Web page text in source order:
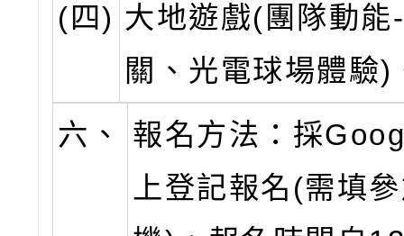
(四) 大地遊戲(團隊動能
關、光電球場體驗)
六、
報名方法：採
上登記報名(需填